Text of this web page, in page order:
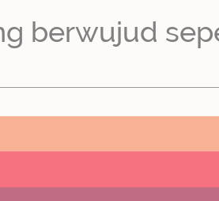
berwujud